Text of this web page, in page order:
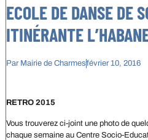
ECOLE DE DANSE DE
ITINÉRANTE
ParMairie de Charmesfévrier 10, 2016
RETRO 2015
Vous trouverez ci-joint une photo de
chaque semaine au Centre Socio-